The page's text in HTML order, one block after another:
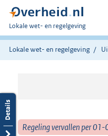
U
bent
hier:
Lokale wet- en regelgeving
Lokale wet- en regelgeving
Regeling vervallen per